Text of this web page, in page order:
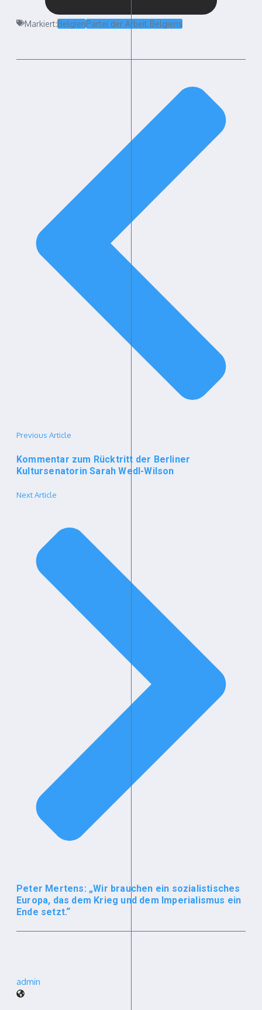
Markiert:BelgienPartei der Arbeit Belgiens
Previous Article
Kommentar zum Rücktritt der Berliner
Kultursenatorin Sarah Wedl-Wilson
Next Article
Peter Mertens: „Wir brauchen ein sozialistisches
Europa, das dem Krieg und dem Imperialismus ein
Ende setzt.“
admin